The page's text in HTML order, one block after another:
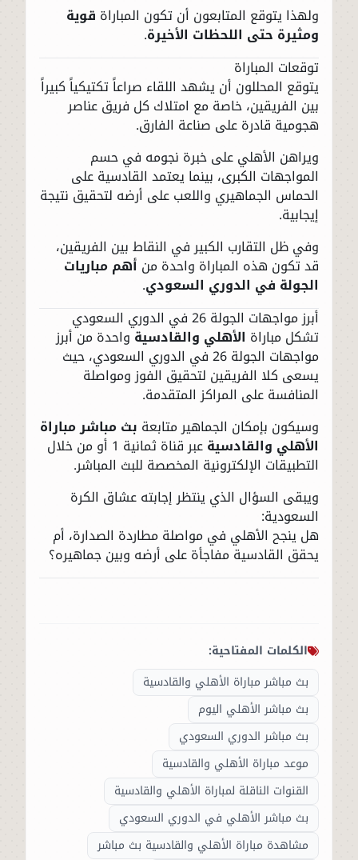
ولهذا يتوقع المتابعون أن تكون المباراة قوية
ومثيرة حتى اللحظات الأخيرة.
توقعات المباراة
يتوقع المحللون أن يشهد اللقاء صراعاً تكتيكياً كبيراً
بين الفريقين، خاصة مع امتلاك كل فريق عناصر
هجومية قادرة على صناعة الفارق.
ويراهن الأهلي على خبرة نجومه في حسم
المواجهات الكبرى، بينما يعتمد القادسية على
الحماس الجماهيري واللعب على أرضه لتحقيق نتيجة
إيجابية.
وفي ظل التقارب الكبير في النقاط بين الفريقين،
قد تكون هذه المباراة واحدة من أهم مباريات
الجولة في الدوري السعودي.
أبرز مواجهات الجولة 26 في الدوري السعودي
تشكل مباراة الأهلي والقادسيةواحدة من أبرز
مواجهات الجولة 26 في الدوري السعودي، حيث
يسعى كلا الفريقين لتحقيق الفوز ومواصلة
المنافسة على المراكز المتقدمة.
وسيكون بإمكان الجماهير متابعة بث مباشر مباراة
الأهلي والقادسية عبر قناة ثمانية 1 أو من خلال
التطبيقات الإلكترونية المخصصة للبث المباشر.
ويبقى السؤال الذي ينتظر إجابته عشاق الكرة
السعودية:
هل ينجح الأهلي في مواصلة مطاردة الصدارة، أم
يحقق القادسية مفاجأة على أرضه وبين جماهيره؟
الكلمات المفتاحية:
بث مباشر مباراة الأهلي والقادسية
بث مباشر الأهلي اليوم
بث مباشر الدوري السعودي
موعد مباراة الأهلي والقادسية
القنوات الناقلة لمباراة الأهلي والقادسية
بث مباشر الأهلي في الدوري السعودي
مشاهدة مباراة الأهلي والقادسية بث مباشر